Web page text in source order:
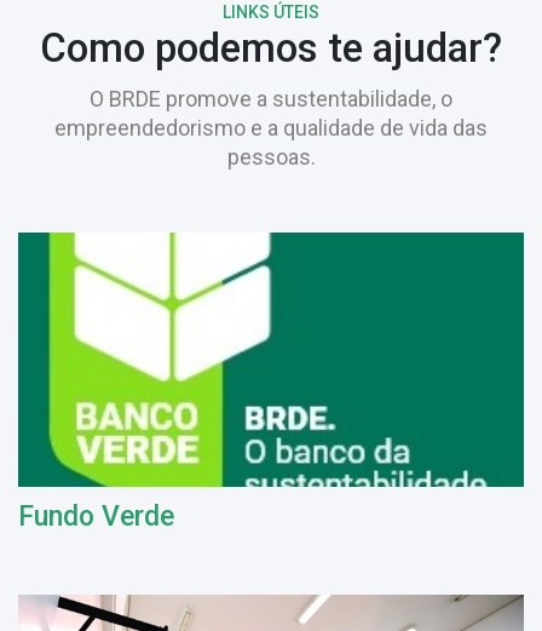
LINKS ÚTEIS
Como podemos te ajudar?
O BRDE promove a sustentabilidade, o
empreendedorismo e a qualidade de vida das
pessoas.
Fundo Verde